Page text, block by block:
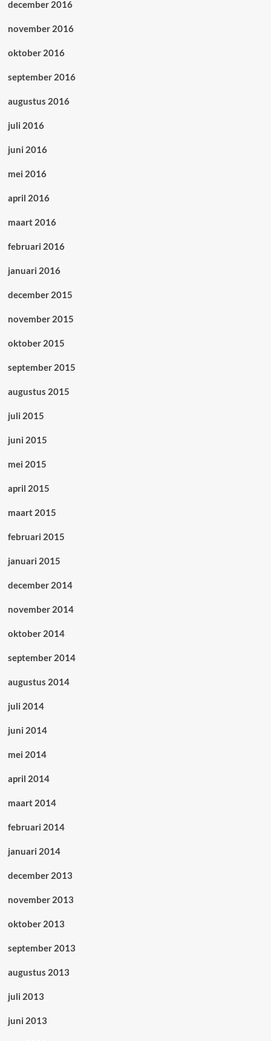
december 2016
november 2016
oktober 2016
september 2016
augustus 2016
juli 2016
juni 2016
mei 2016
april 2016
maart 2016
februari 2016
januari 2016
december 2015
november 2015
oktober 2015
september 2015
augustus 2015
juli 2015
juni 2015
mei 2015
april 2015
maart 2015
februari 2015
januari 2015
december 2014
november 2014
oktober 2014
september 2014
augustus 2014
juli 2014
juni 2014
mei 2014
april 2014
maart 2014
februari 2014
januari 2014
december 2013
november 2013
oktober 2013
september 2013
augustus 2013
juli 2013
juni 2013